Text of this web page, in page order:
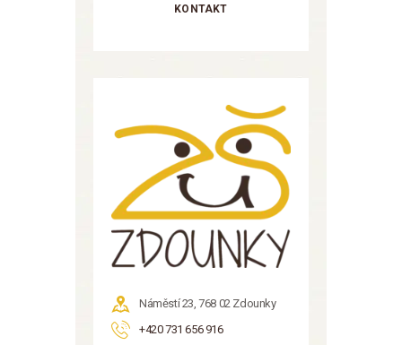
KONTAKT
Náměstí 23, 768 02 Zdounky
+420 731 656 916